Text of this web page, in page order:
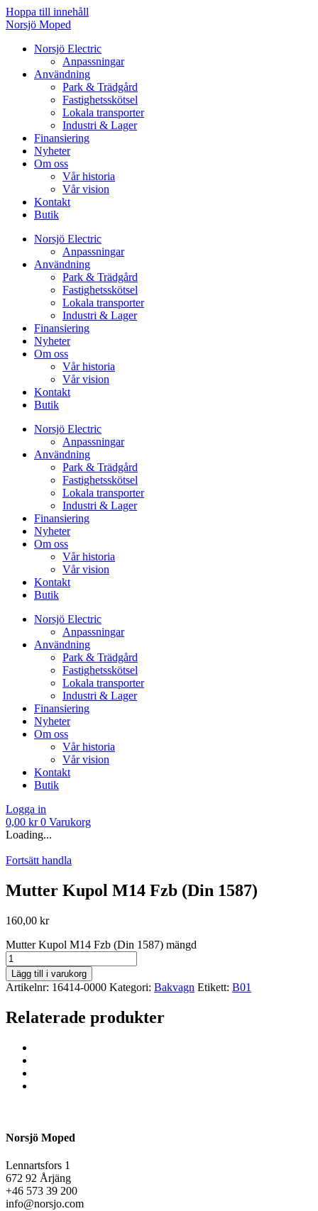
Hoppa till innehåll
Norsjö Moped
Norsjö Electric
Anpassningar
Användning
Park & Trädgård
Fastighetsskötsel
Lokala transporter
Industri & Lager
Finansiering
Nyheter
Om oss
Vår historia
Vår vision
Kontakt
Butik
Norsjö Electric
Anpassningar
Användning
Park & Trädgård
Fastighetsskötsel
Lokala transporter
Industri & Lager
Finansiering
Nyheter
Om oss
Vår historia
Vår vision
Kontakt
Butik
Norsjö Electric
Anpassningar
Användning
Park & Trädgård
Fastighetsskötsel
Lokala transporter
Industri & Lager
Finansiering
Nyheter
Om oss
Vår historia
Vår vision
Kontakt
Butik
Norsjö Electric
Anpassningar
Användning
Park & Trädgård
Fastighetsskötsel
Lokala transporter
Industri & Lager
Finansiering
Nyheter
Om oss
Vår historia
Vår vision
Kontakt
Butik
Logga in
0,00 kr 0 Varukorg
Loading...
Fortsätt handla
Mutter Kupol M14 Fzb (Din 1587)
160,00 kr
Mutter Kupol M14 Fzb (Din 1587) mängd
Lägg till i varukorg
Artikelnr: 16414-0000 Kategori: Bakvagn Etikett: B01
Relaterade produkter
Norsjö Moped
Lennartsfors 1
672 92 Årjäng
+46 573 39 200
info@norsjo.com